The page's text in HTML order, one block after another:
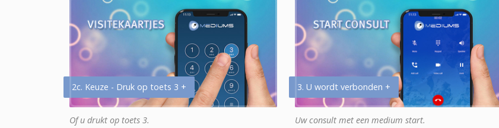
2c. Keuze - Druk op toets 3 +
Of u drukt op toets 3.
3. U wordt verbonden +
Uw consult met een medium start.